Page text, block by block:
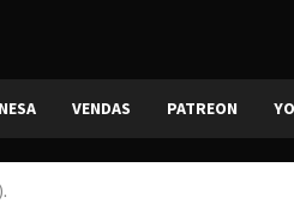
VENDAS PATREON